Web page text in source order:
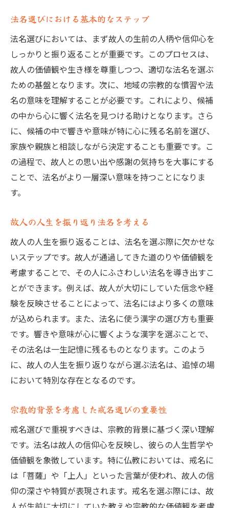
法名選びにおける基本的なステップ
法名選びにおいては、まず故人の生前の人柄や信仰心を
しっかりと振り返ることが重要です。このプロセスは、
故人の価値観や生き様を尊重しつつ、適切な法名を選ぶ
ための基盤となります。次に、地域の宗教的な慣習や法
名の意味を理解することが必要です。これにより、候補
の中から心に響く法名を見つける助けとなります。さら
に、候補の中で響きや意味が特に心に残る名前を選び、
家族や親族と相談しながら決定することも重要です。こ
の過程で、故人との思い出や感謝の気持ちを大事にする
ことで、法名がより一層深い意味を持つことになりま
す。
故人の人生を振り返り法名を考える
故人の人生を振り返ることは、法名を選ぶ際に欠かせな
いステップです。故人が通過してきた道のりや価値観を
考慮することで、その人にふさわしい法名を導き出すこ
とができます。例えば、故人が大切にしていた信念や経
験を反映させることによって、法名にはより多くの意味
が込められます。また、法名に使う漢字の選び方も重要
です。響きや意味が心に響くような漢字を選ぶことで、
その法名は一生記憶に残るものとなります。このよう
に、故人の人生を振り返りながら選ぶ法名は、追悼の場
において特別な存在となるのです。
宗教的背景を考慮した戒名選びの重要性
戒名選びで重視すべきは、宗教的背景に基づく深い理解
です。法名は故人の信仰心を反映し、彼らの人生哲学や
価値観を象徴しています。特に仏教においては、戒名に
は「菩薩」や「上人」といった言葉が使われ、故人の信
仰の深さや特質が表現されます。戒名を選ぶ際には、故